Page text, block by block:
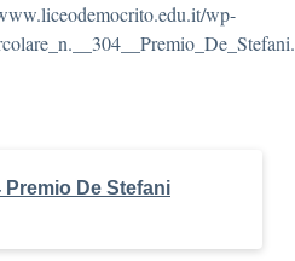
wp-
Premio De Stefani